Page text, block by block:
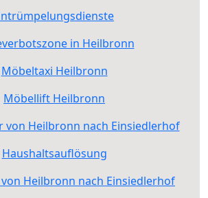
in Heilbronn
Möbeltaxi Heilbronn
Möbellift Heilbronn
von Heilbronn nach Einsiedlerhof
Haushaltsauflösung
Heilbronn nach Einsiedlerhof